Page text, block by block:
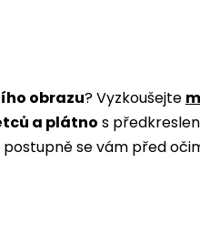
obrazu? Vyzkoušejte
a plátno s
se vám před